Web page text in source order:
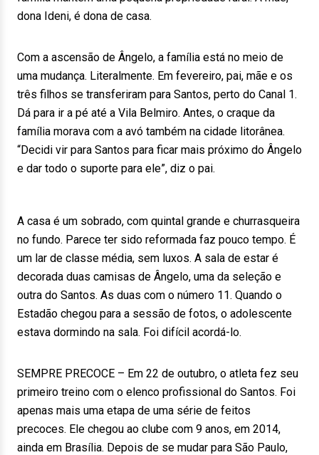
dona Ideni, é dona de casa.
Com a ascensão de Ângelo, a família está no meio de
uma mudança. Literalmente. Em fevereiro, pai, mãe e os
três filhos se transferiram para Santos, perto do Canal 1.
Dá para ir a pé até a Vila Belmiro. Antes, o craque da
família morava com a avó também na cidade litorânea.
“Decidi vir para Santos para ficar mais próximo do Ângelo
e dar todo o suporte para ele”, diz o pai.
A casa é um sobrado, com quintal grande e churrasqueira
no fundo. Parece ter sido reformada faz pouco tempo. É
um lar de classe média, sem luxos. A sala de estar é
decorada duas camisas de Ângelo, uma da seleção e
outra do Santos. As duas com o número 11. Quando o
Estadão chegou para a sessão de fotos, o adolescente
estava dormindo na sala. Foi difícil acordá-lo.
SEMPRE PRECOCE – Em 22 de outubro, o atleta fez seu
primeiro treino com o elenco profissional do Santos. Foi
apenas mais uma etapa de uma série de feitos
precoces. Ele chegou ao clube com 9 anos, em 2014,
ainda em Brasília. Depois de se mudar para São Paulo,